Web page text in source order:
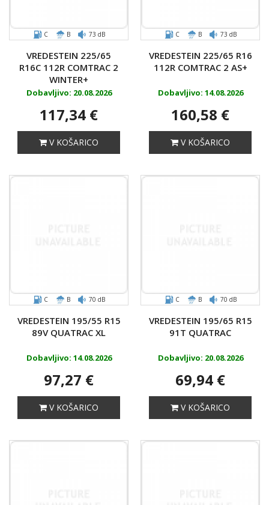
C B 73 dB
VREDESTEIN 225/65
R16C 112R COMTRAC 2
WINTER+
Dobavljivo: 20.08.2026
117,34 €
V KOŠARICO
C B 73 dB
VREDESTEIN 225/65 R16
112R COMTRAC 2 AS+
Dobavljivo: 14.08.2026
160,58 €
V KOŠARICO
C B 70 dB
VREDESTEIN 195/55 R15
89V QUATRAC XL
Dobavljivo: 14.08.2026
97,27 €
V KOŠARICO
C B 70 dB
VREDESTEIN 195/65 R15
91T QUATRAC
Dobavljivo: 20.08.2026
69,94 €
V KOŠARICO